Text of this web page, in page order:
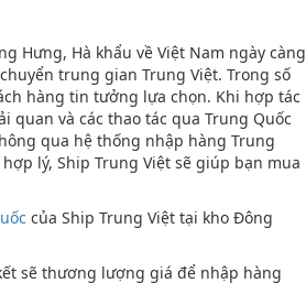
Hưng, Hà khẩu về Việt Nam ngày càng
trung gian Trung Việt. Trong số
hàng tin tưởng lựa chọn. Khi hợp tác
quan và các thao tác qua Trung Quốc
qua hệ thống nhập hàng Trung
lý, Ship Trung Việt sẽ giúp bạn mua
của Ship Trung Việt tại kho Đông
sẽ thương lượng giá để nhập hàng